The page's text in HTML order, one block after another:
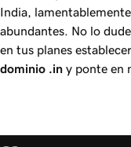
India,
abundantes. No lo
en tus planes
dominio .in y ponte en